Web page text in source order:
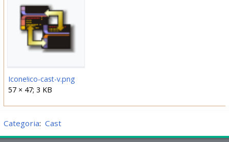
Icone!ico-cast-v.png
57 × 47; 3 KB
Categoria: Cast